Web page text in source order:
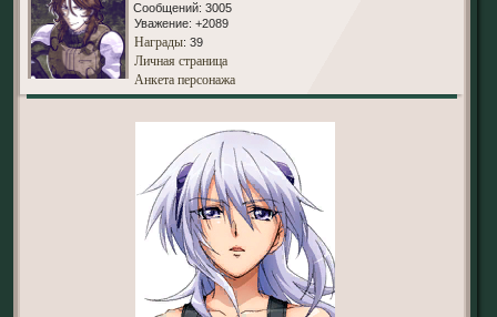
Сообщений: 3005
Уважение: +2089
Награды: 39
Личная страница
Анкета персонажа